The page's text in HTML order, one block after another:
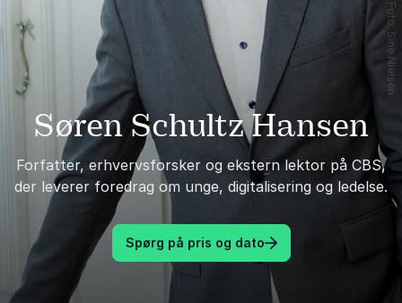
Søren Schultz Hansen
Forfatter, erhvervsforsker og ekstern lektor på CBS,
der leverer foredrag om unge, digitalisering og ledelse.
Spørg på pris og dato
Foto: Sine Nielsen